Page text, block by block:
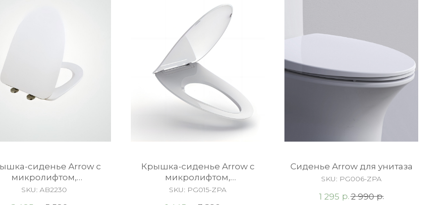
сиденье Arrow c
микролифтом,
Duroplast,
SKU: AB2230
Крышка-сиденье Arrow c
микролифтом,
быстросъемное, белая
SKU: PG015-ZPA
Сиденье Arrow для унитаза
SKU: PG006-ZPA
1 295 р.2 990 р.